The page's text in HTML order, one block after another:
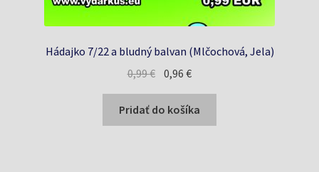
Hádajko 7/22 a bludný balvan (Mlčochová, Jela)
0,99€ Pôvodná
bola:
0,99 €.
0,96€Aktuálna
je:
0,96 €.
Pridať do košíka